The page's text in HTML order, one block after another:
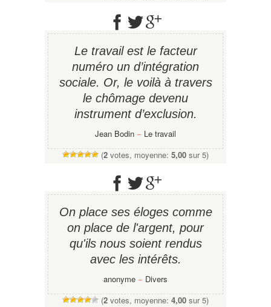
Le travail est le facteur
numéro un d’intégration
sociale. Or, le voilà à travers
le chômage devenu
instrument d’exclusion.
Jean Bodin − Le travail
(2 votes, moyenne: 5,00 sur 5)
On place ses éloges comme
on place de l'argent, pour
qu'ils nous soient rendus
avec les intérêts.
anonyme − Divers
(2 votes, moyenne: 4,00 sur 5)